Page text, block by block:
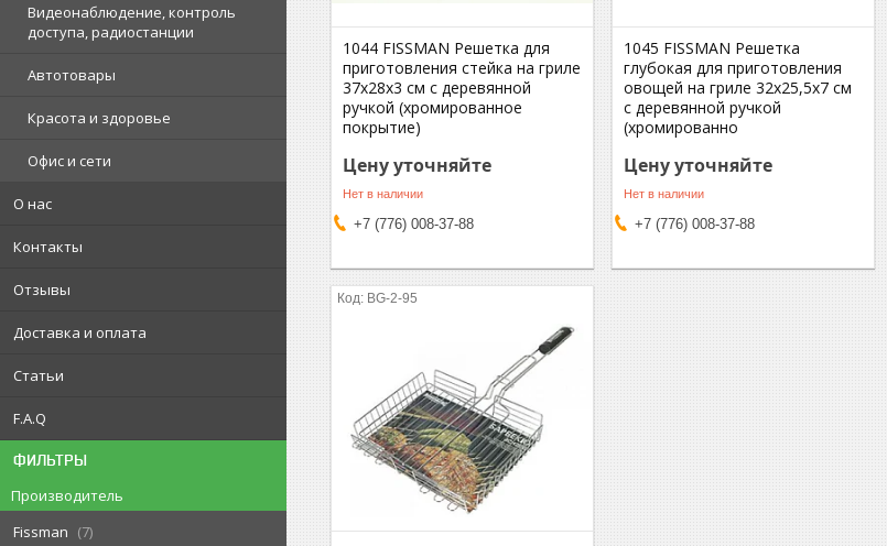
Видеонаблюдение, контроль
доступа, радиостанции
Автотовары
Красота и здоровье
Офис и сети
О нас
Контакты
Отзывы
Доставка и оплата
Статьи
F.A.Q
ФИЛЬТРЫ
Производитель
Fissman
7
1044 FISSMAN Решетка для
приготовления стейка на гриле
37x28x3 см с деревянной
ручкой (хромированное
покрытие)
Цену уточняйте
Нет в наличии
+7 (776) 008-37-88
1045 FISSMAN Решетка
глубокая для приготовления
овощей на гриле 32x25,5x7 см
с деревянной ручкой
(хромированно
Цену уточняйте
Нет в наличии
+7 (776) 008-37-88
BG-2-95